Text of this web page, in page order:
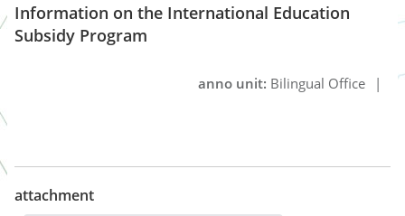
Information on the International Education
Subsidy Program
anno unit: Bilingual Office |
attachment